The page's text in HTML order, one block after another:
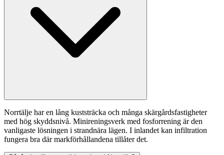
Norrtälje har en lång kuststräcka och många skärgårdsfastigheter
med hög skyddsnivå. Minireningsverk med fosforrening är den
vanligaste lösningen i strandnära lägen. I inlandet kan infiltration
fungera bra där markförhållandena tillåter det.